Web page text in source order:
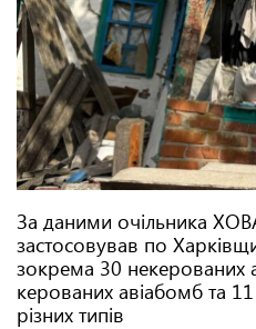
За даними очільника
застосовував по
зокрема 30 некерованих
керованих авіабомб та 11
різних типів